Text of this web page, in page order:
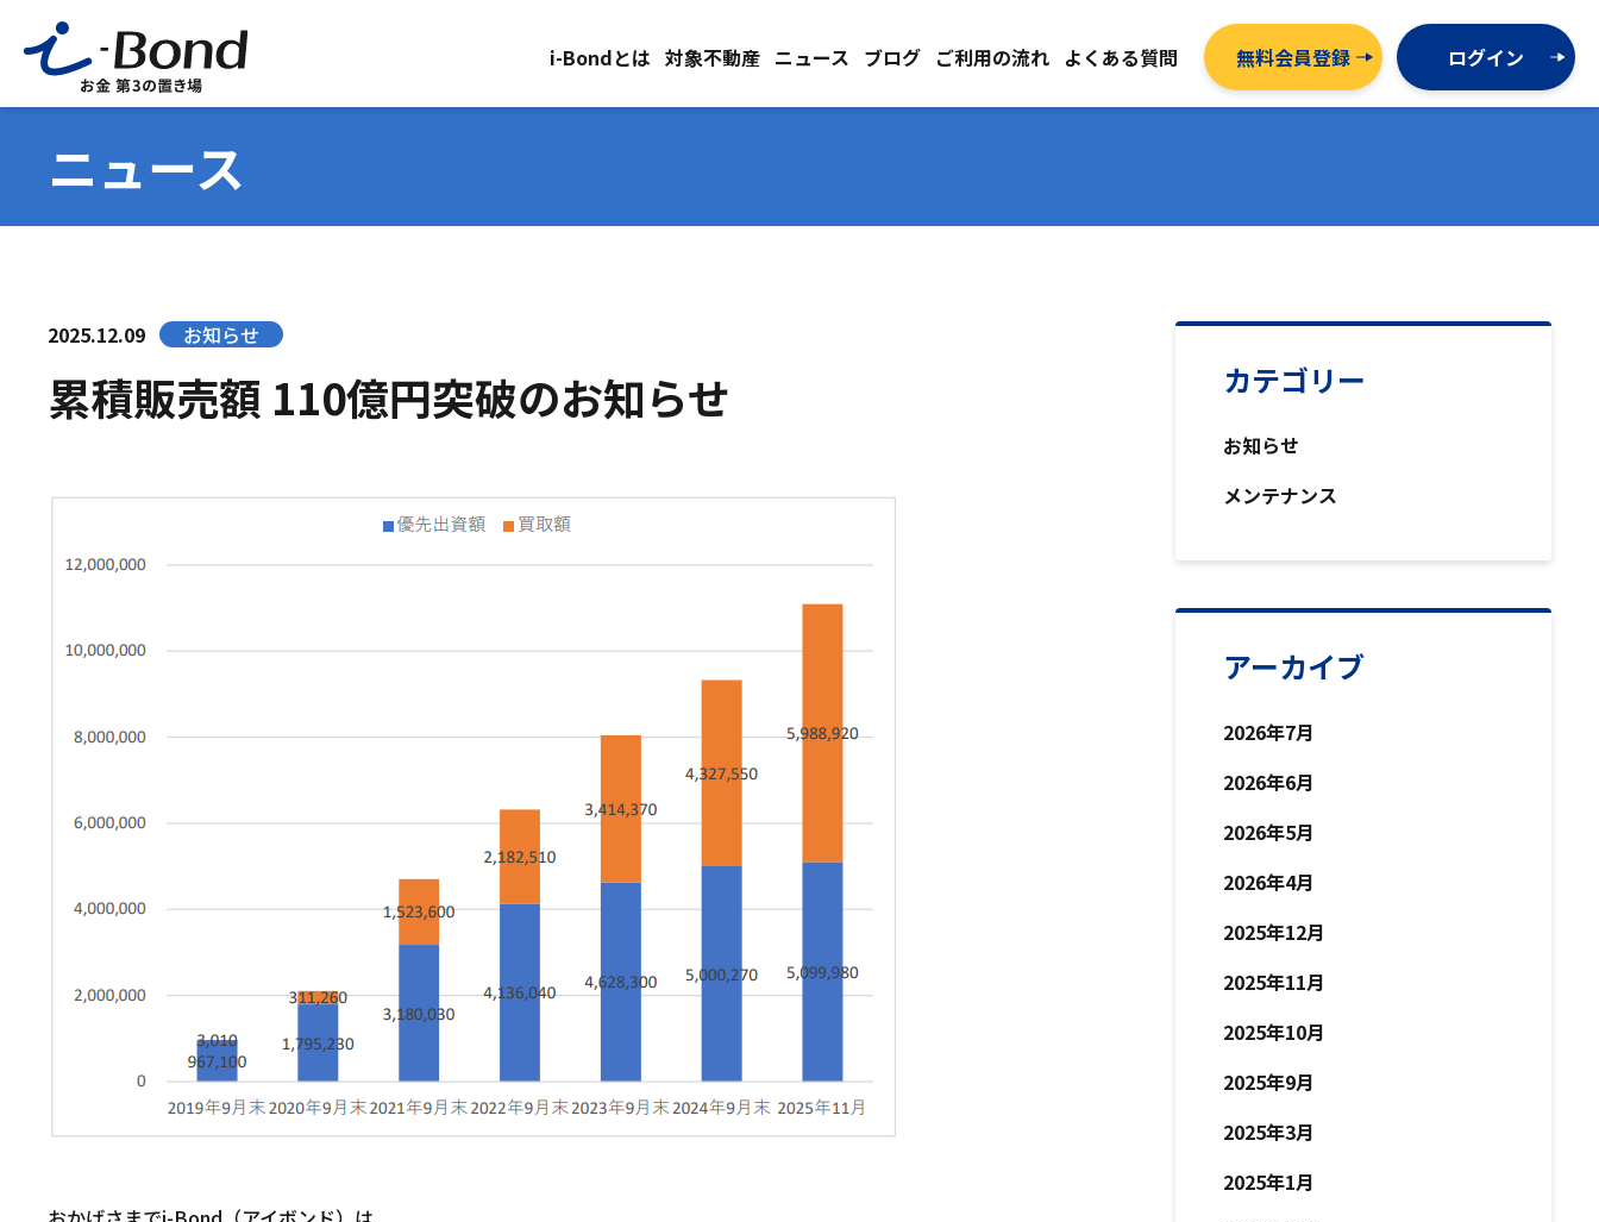
i-Bondとは 対象不動産 ニュース ブログ ご利用の流れ よくある質問 無料会員登録 ログイン
ニュース
2025.12.09 お知らせ
累積販売額 110億円突破のお知らせ カテゴリー
お知らせ
メンテナンス
アーカイブ
2026年7月
2026年6月
2026年5月
2026年4月
2025年12月
2025年11月
2025年10月
2025年9月
2025年3月
2025年1月